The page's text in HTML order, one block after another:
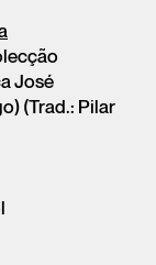
José
(Trad.: Pilar